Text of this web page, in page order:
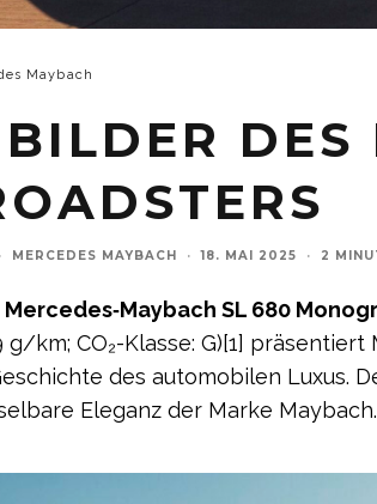
Maybach
DES
· MERCEDES MAYBACH · 18. MAI 2025 · 2
Mercedes‑Maybach SL 680
g/km; CO₂-Klasse: G)[1] präsentiert
des automobilen Luxus.
Eleganz der Marke Maybach.